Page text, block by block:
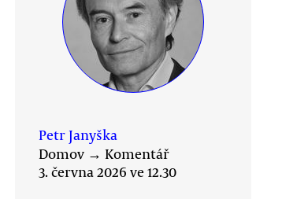
Petr Janyška
Domov → Komentář
3. června 2026 ve 12.30